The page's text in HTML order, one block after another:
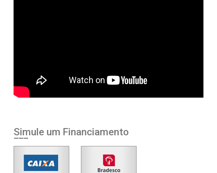
Simule um Financiamento